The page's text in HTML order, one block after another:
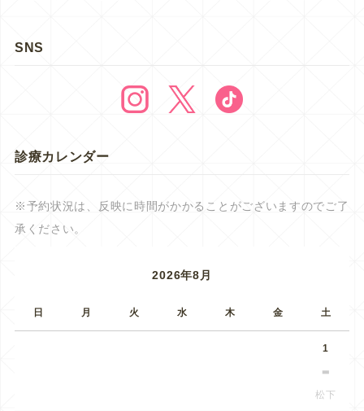
SNS
診療カレンダー
※予約状況は、反映に時間がかかることがございますのでご了
承ください。
2026年8月
日 月 火 水 木 金 土
1
松下